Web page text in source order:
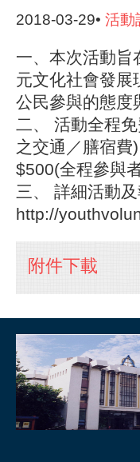
2018-03-29• 活動
一、本次活動旨
元文化社會發展
公民參與的態度
二、 活動全程
之交通／膳宿費
$500(全程參與
三、 詳細活動
http://
附件下載